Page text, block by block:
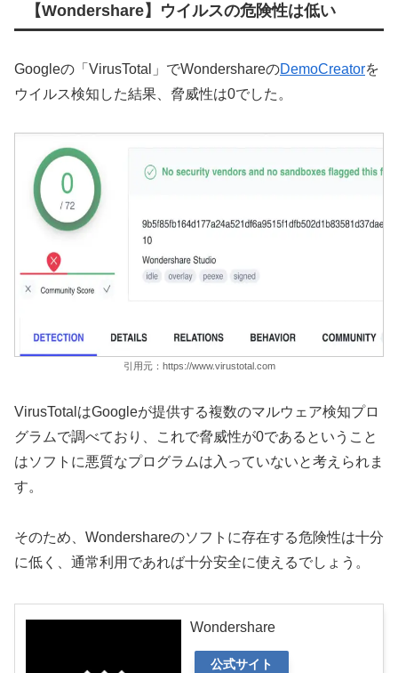
【Wondershare】ウイルスの危険性は低い
Googleの「VirusTotal」でWondershareのDemoCreatorを
ウイルス検知した結果、脅威性は0でした。
引用元：https://www.virustotal.com
VirusTotalはGoogleが提供する複数のマルウェア検知プロ
グラムで調べており、これで脅威性が0であるということ
はソフトに悪質なプログラムは入っていないと考えられま
す。
そのため、Wondershareのソフトに存在する危険性は十分
に低く、通常利用であれば十分安全に使えるでしょう。
Wondershare
公式サイト